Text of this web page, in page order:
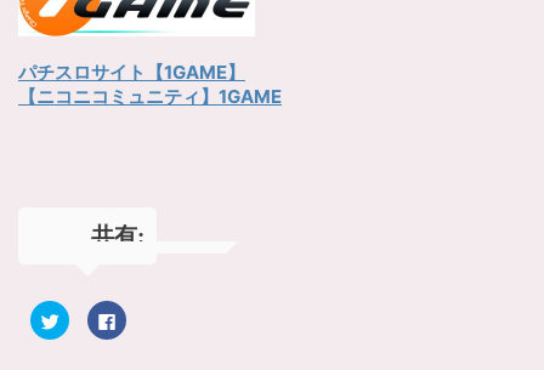
パチスロサイト【1GAME】
【ニコニコミュニティ】1GAME
共有:
ク
リ
F
a